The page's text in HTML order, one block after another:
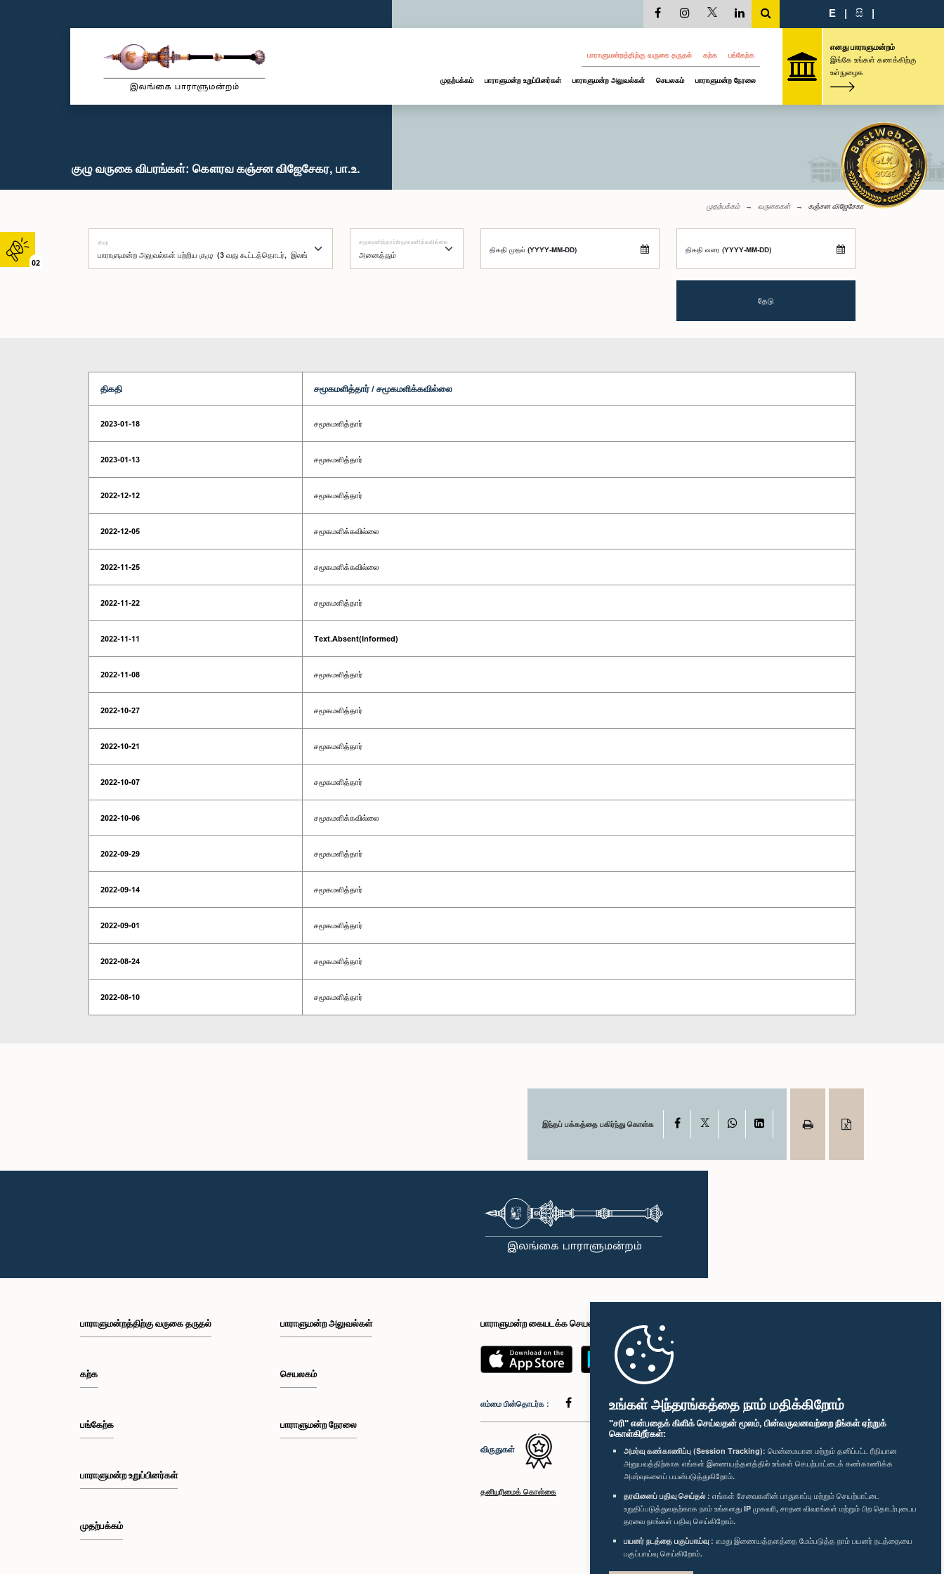
உங்கள் அந்தரங்கத்தை நாம் மதிக்கிறோம்
"சரி" என்பதைக் கிளிக் செய்வதன் மூலம், பின்வருவனவற்றை நீங்கள் ஏற்றுக்
கொள்கிறீர்கள்:
அமர்வு கண்காணிப்பு (Session Tracking): மென்மையான மற்றும் தனிப்பட்ட ரீதியான
அனுபவத்திற்காக எங்கள் இணையத்தளத்தில் உங்கள் செயற்பாட்டைக் கண்காணிக்க
அமர்வுகளைப் பயன்படுத்துகிறோம்.
தரவினைப் பதிவு செய்தல் : எங்கள் சேவைகளின் பாதுகாப்பு மற்றும் செயற்பாட்டை
உறுதிப்படுத்துவதற்காக நாம் உங்களது IP முகவரி, சாதன விவரங்கள் மற்றும் பிற தொடர்புடைய
தரவை நாங்கள் பதிவு செய்கிறோம்.
பயனர் நடத்தை பகுப்பாய்வு : எமது இணையத்தளத்தை மேம்படுத்த நாம் பயனர் நடத்தையை
பகுப்பாய்வு செய்கிறோம்.
02
E | සි |
பாராளுமன்றத்திற்கு வருகை தருதல் கற்க பங்கேற்க
முதற்பக்கம் பாராளுமன்ற உறுப்பினர்கள் பாராளுமன்ற அலுவல்கள் செயலகம் பாராளுமன்ற நேரலை
எனது பாராளுமன்றம்
இங்கே உங்கள் கணக்கிற்கு
உள்நுழைக
குழு வருகை விபரங்கள்: கௌரவ கஞ்சன விஜேசேகர, பா.உ.
முதற்பக்கம் வருகைகள் கஞ்சன விஜேசேகர
குழு சமூகமளித்தார்/சமூகமளிக்கவில்லை
திகதி முதல் (YYYY-MM-DD) திகதி வரை (YYYY-MM-DD)
தேடு
திகதி சமூகமளித்தார் / சமூகமளிக்கவில்லை
2023-01-18 சமூகமளித்தார்
2023-01-13 சமூகமளித்தார்
2022-12-12 சமூகமளித்தார்
2022-12-05 சமூகமளிக்கவில்லை
2022-11-25 சமூகமளிக்கவில்லை
2022-11-22 சமூகமளித்தார்
2022-11-11 Text.Absent(Informed)
2022-11-08 சமூகமளித்தார்
2022-10-27 சமூகமளித்தார்
2022-10-21 சமூகமளித்தார்
2022-10-07 சமூகமளித்தார்
2022-10-06 சமூகமளிக்கவில்லை
2022-09-29 சமூகமளித்தார்
2022-09-14 சமூகமளித்தார்
2022-09-01 சமூகமளித்தார்
2022-08-24 சமூகமளித்தார்
2022-08-10 சமூகமளித்தார்
இந்தப் பக்கத்தை பகிர்ந்து கொள்க Facebook WhatsAppLinkedIn
பாராளுமன்றத்திற்கு வருகை தருதல்
கற்க
பங்கேற்க
பாராளுமன்ற உறுப்பினர்கள்
முதற்பக்கம்
பாராளுமன்ற அலுவல்கள்
செயலகம்
பாராளுமன்ற நேரலை
பாராளுமன்ற கையடக்க செயலி
எம்மை பின்தொடர்க :
விருதுகள்
தனியுரிமைக் கொள்கை